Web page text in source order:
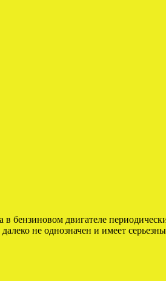
бензиновом двигателе
не однозначен и имеет